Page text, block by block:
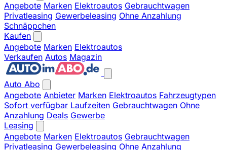
Angebote Marken Elektroautos Gebrauchtwagen
Privatleasing Gewerbeleasing Ohne Anzahlung
Schnäppchen
Kaufen
Angebote Marken Elektroautos
Verkaufen Autos Magazin
Auto Abo
Angebote Anbieter Marken Elektroautos Fahrzeugtypen
Sofort verfügbar Laufzeiten Gebrauchtwagen Ohne
Anzahlung Deals Gewerbe
Leasing
Angebote Marken Elektroautos Gebrauchtwagen
Privatleasing Gewerbeleasing Ohne Anzahlung